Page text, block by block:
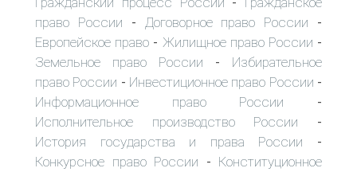
право России - Договорное право России -
Европейское право - Жилищное право России -
Земельное право России - Избирательное
право России - Инвестиционное право России -
Информационное право России -
Исполнительное производство России -
История государства и права России -
Конкурсное право России - Конституционное